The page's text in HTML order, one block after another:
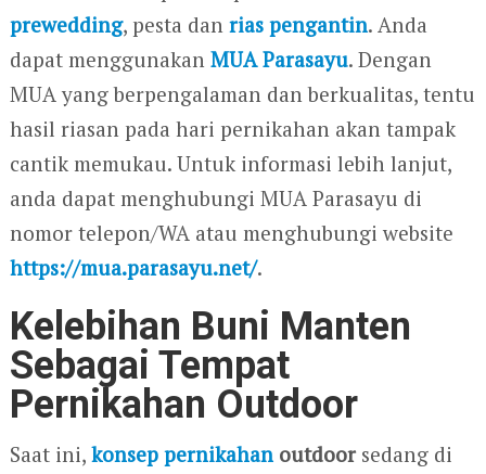
prewedding, pesta dan rias pengantin. Anda
dapat menggunakan MUA Parasayu. Dengan
MUA yang berpengalaman dan berkualitas, tentu
hasil riasan pada hari pernikahan akan tampak
cantik memukau. Untuk informasi lebih lanjut,
anda dapat menghubungi MUA Parasayu di
nomor telepon/WA atau menghubungi website
https://mua.parasayu.net/.
Kelebihan Buni Manten
Sebagai Tempat
Pernikahan Outdoor
Saat ini, konsep pernikahan outdoorsedang di